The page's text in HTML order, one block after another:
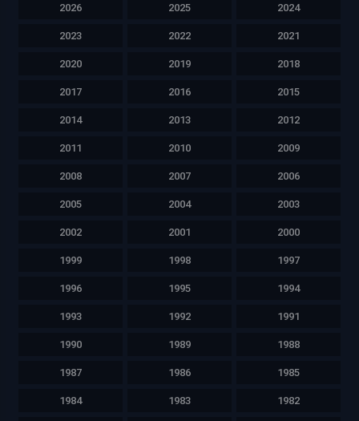
2026 2025 2024
2023 2022 2021
2020 2019 2018
2017 2016 2015
2014 2013 2012
2011 2010 2009
2008 2007 2006
2005 2004 2003
2002 2001 2000
1999 1998 1997
1996 1995 1994
1993 1992 1991
1990 1989 1988
1987 1986 1985
1984 1983 1982